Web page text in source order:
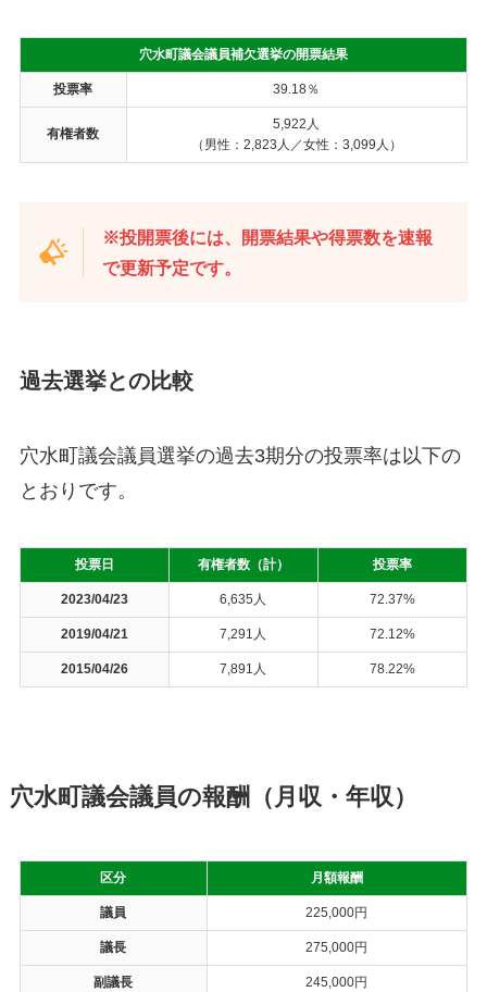
穴水町議会議員補欠選挙の開票結果
投票率 39.18％
有権者数
5,922人
（男性：2,823人／女性：3,099人）
※投開票後には、開票結果や得票数を速報
で更新予定です。
過去選挙との比較
穴水町議会議員選挙の過去3期分の投票率は以下の
とおりです。
投票日 有権者数（計） 投票率
2023/04/23 6,635人 72.37%
2019/04/21 7,291人 72.12%
2015/04/26 7,891人 78.22%
穴水町議会議員の報酬（月収・年収）
区分 月額報酬
議員 225,000円
議長 275,000円
副議長 245,000円